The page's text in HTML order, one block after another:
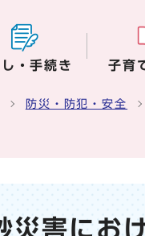
・手続き 子育
防災・防犯・安全
災害にお